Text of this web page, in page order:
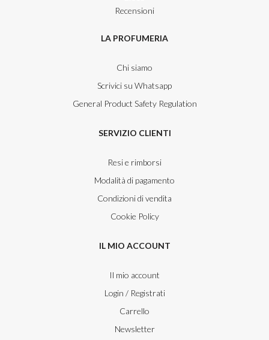
Recensioni
LA PROFUMERIA
Chi siamo
Scrivici su Whatsapp
General Product Safety Regulation
SERVIZIO CLIENTI
Resi e rimborsi
Modalità di pagamento
Condizioni di vendita
Cookie Policy
IL MIO ACCOUNT
Il mio account
Login / Registrati
Carrello
Newsletter